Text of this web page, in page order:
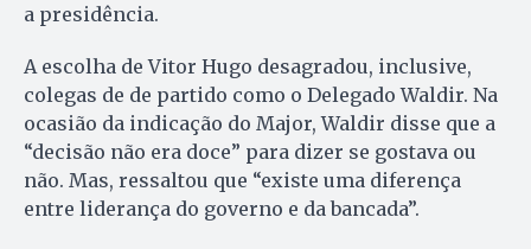
a presidência.
A escolha de Vitor Hugo desagradou, inclusive,
colegas de de partido como o Delegado Waldir. Na
ocasião da indicação do Major, Waldir disse que a
“decisão não era doce” para dizer se gostava ou
não. Mas, ressaltou que “existe uma diferença
entre liderança do governo e da bancada”.